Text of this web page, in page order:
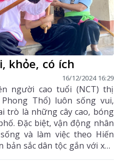
khỏe, có ích
16/12/2024 16:29
người cao tuổi (NCT) thị
Thổ) luôn sống vui,
trò là những cây cao, bóng
Đặc biệt, vận động nhân
và làm việc theo Hiến
sắc dân tộc gắn với xây
dân cư.